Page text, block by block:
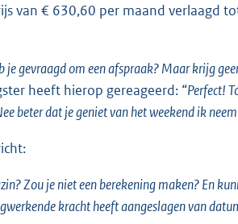
van € 630,60 per maand verlaagd
je gevraagd om een afspraak? Maar krijg
heeft hierop gereageerd: “Perfect!
beter dat je geniet van het weekend ik
Zou je niet een berekening maken? En
kracht heeft aangeslagen van